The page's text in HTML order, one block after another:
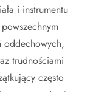
i instrumentu
oddechowych,
trudnościami
często